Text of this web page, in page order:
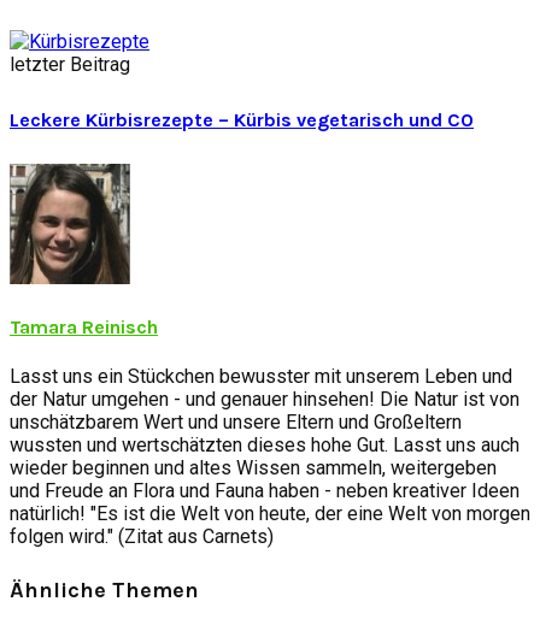
letzter Beitrag
Leckere Kürbisrezepte – Kürbis vegetarisch und CO
Tamara Reinisch
Lasst uns ein Stückchen bewusster mit unserem Leben und
der Natur umgehen - und genauer hinsehen! Die Natur ist von
unschätzbarem Wert und unsere Eltern und Großeltern
wussten und wertschätzten dieses hohe Gut. Lasst uns auch
wieder beginnen und altes Wissen sammeln, weitergeben
und Freude an Flora und Fauna haben - neben kreativer Ideen
natürlich! "Es ist die Welt von heute, der eine Welt von morgen
folgen wird." (Zitat aus Carnets)
Ähnliche Themen